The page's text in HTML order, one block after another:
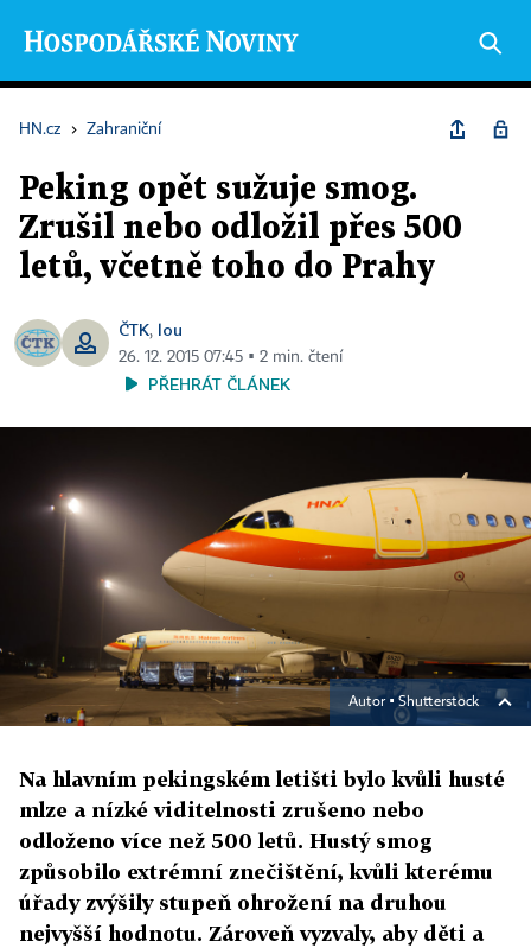
HN.cz › Zahraniční
Peking opět sužuje smog.
Zrušil nebo odložil přes 500
letů, včetně toho do Prahy
ČTK, lou
26. 12. 2015 07:45 ▪ 2 min. čtení
PŘEHRÁT ČLÁNEK
Autor ▪ Shutterstock
Na hlavním pekingském letišti bylo kvůli husté
mlze a nízké viditelnosti zrušeno nebo
odloženo více než 500 letů. Hustý smog
způsobilo extrémní znečištění, kvůli kterému
úřady zvýšily stupeň ohrožení na druhou
nejvyšší hodnotu. Zároveň vyzvaly, aby děti a